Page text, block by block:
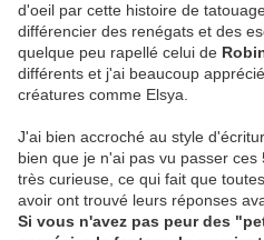
d'oeil par cette histoire de
différencier des renégats et des
quelque peu rapellé celui de
différents et j'ai beaucoup
créatures comme Elsya.
J'ai bien accroché au style
bien que je n'ai pas vu passer
très curieuse, ce qui fait que
avoir ont trouvé leurs réponses
Si vous n'avez pas peur des